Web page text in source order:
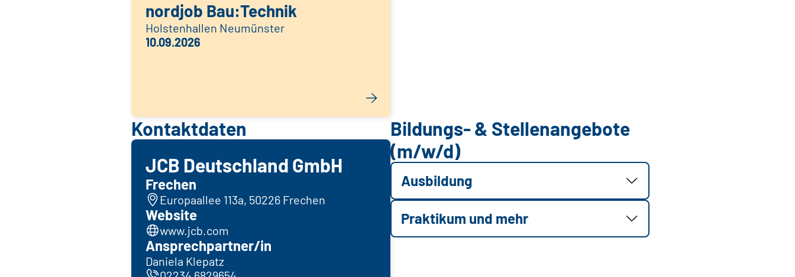
nordjob Bau:Technik
Holstenhallen Neumünster
10.09.2026
Kontaktdaten
JCB Deutschland GmbH
Frechen
Europaallee 113a, 50226 Frechen
Website
www.jcb.com
Ansprechpartner/in
Daniela Klepatz
Bildungs- & Stellenangebote
(m/w/d)
Ausbildung
Praktikum und mehr